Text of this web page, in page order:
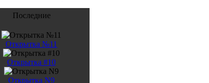
Последние
Открытка №11
Открытка #10
Открытка N9